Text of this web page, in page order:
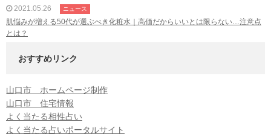
2021.05.26 ニュース
肌悩みが増える50代が選ぶべき化粧水｜高価だからいいとは限らない…注意点
とは？
おすすめリンク
山口市 ホームページ制作
山口市 住宅情報
よく当たる相性占い
よく当たる占いポータルサイト